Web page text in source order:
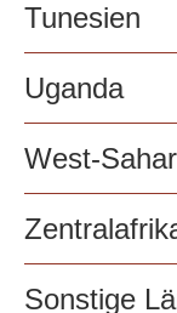
Tunesien
Uganda
West-
Sonstige